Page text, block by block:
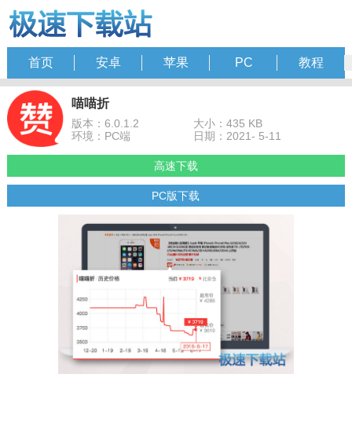
首页 安卓 苹果 PC 教程
喵喵折
版本：6.0.1.2
大小：435 KB
环境：PC端
日期：2021- 5-11
高速下载
PC版下载